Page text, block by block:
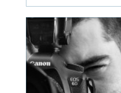
alla de små detaljerna
som annars lätt
försvinner. För många i
och runt Umeå har
fotografering blivit ett
sätt att både beva...